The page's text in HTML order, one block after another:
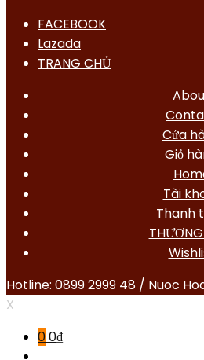
FACEBOOK
Lazada
TRANG CHỦ
Cửa
Giỏ
Tài
Thanh
Hotline: 0899 2999 48 / Nuoc
X
00₫